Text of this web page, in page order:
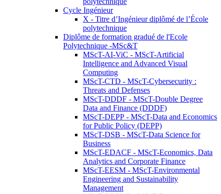
Cycle Ingénieur
X - Titre d’Ingénieur diplômé de l’École
polytechnique
Diplôme de formation gradué de l'Ecole
Polytechnique -MSc&T
MScT-AI-ViC - MScT-Artificial
Intelligence and Advanced Visual
Computing
MScT-CTD - MScT-Cybersecurity :
Threats and Defenses
MScT-DDDF - MScT-Double Degree
Data and Finance (DDDF)
MScT-DEPP - MScT-Data and Economics
for Public Policy (DEPP)
MScT-DSB - MScT-Data Science for
Business
MScT-EDACF - MScT-Economics, Data
Analytics and Corporate Finance
MScT-EESM - MScT-Environmental
Engineering and Sustainability
Management